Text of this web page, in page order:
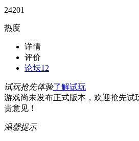
24201
热度
详情
评价
论坛12
试玩抢先体验了解试玩
游戏尚未发布正式版本，欢迎抢先试
贵意见！
温馨提示